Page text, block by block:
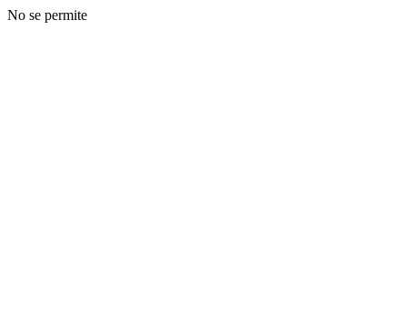
No se permite